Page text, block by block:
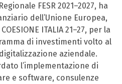
FESR 2021–2027, ha
dell’Unione Europea,
ITALIA 21–27, per la
di investimenti volto al
aziendale.
l’implementazione di
e software, consulenze